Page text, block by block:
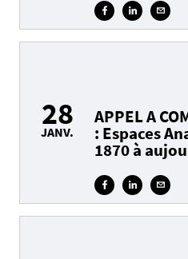
28
JANV.
APPEL A
: Espaces
1870 à